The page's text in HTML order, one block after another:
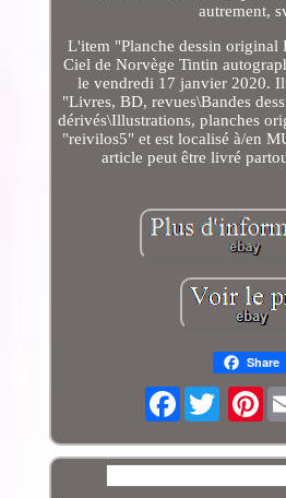
autrement,
L'item "Planche dessin original
Ciel de Norvège Tintin
le vendredi 17 janvier 2020. Il
"Livres, BD, revues\Bandes
dérivés\Illustrations, planches
"reivilos5" et est localisé à/en
article peut être livré
Share
Facebook